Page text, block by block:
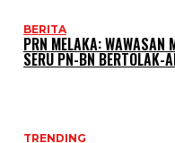
BERITA
PRN MELAKA: WAWASAN
SERU PN-BN BERTOLAK-
TRENDING